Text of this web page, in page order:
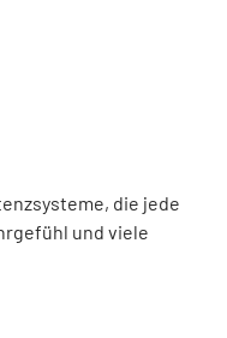
die jede
und viele